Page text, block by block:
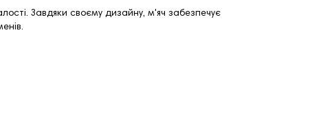
Завдяки своєму дизайну, м'яч забезпечує